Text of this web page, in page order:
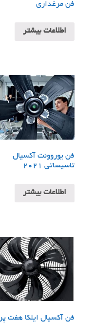
فن مرغداری
اطلاعات بیشتر
فن یوروونت آکسیال
تاسیساتی 2021
اطلاعات بیشتر
فن آکسیال ایلکا هفت پر